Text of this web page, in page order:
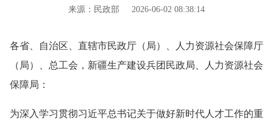
来源： 民政部 2026-06-02 08:38:14
各省、自治区、直辖市民政厅（局）、人力资源社会保障厅
（局）、总工会，新疆生产建设兵团民政局、人力资源社会
保障局：
为深入学习贯彻习近平总书记关于做好新时代人才工作的重